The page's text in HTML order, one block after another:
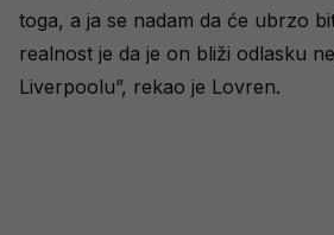
toga, a ja se nadam da će ubrzo
realnost je da je on bliži odlasku
Liverpoolu”, rekao je Lovren.